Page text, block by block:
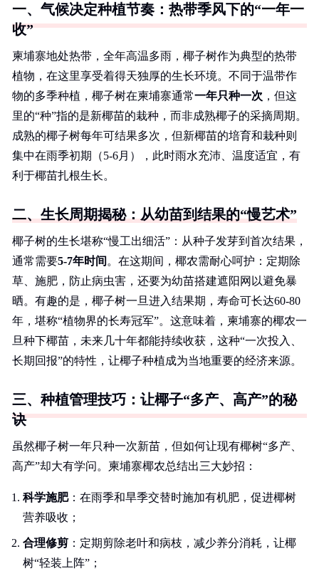
一、气候决定种植节奏：热带季风下的“一年一
收”
柬埔寨地处热带，全年高温多雨，椰子树作为典型的热带
植物，在这里享受着得天独厚的生长环境。不同于温带作
物的多季种植，椰子树在柬埔寨通常一年只种一次 ，但这
里的“种”指的是新椰苗的栽种，而非成熟椰子的采摘周期。
成熟的椰子树每年可结果多次，但新椰苗的培育和栽种则
集中在雨季初期（5-6月），此时雨水充沛、温度适宜，有
利于椰苗扎根生长。
二、生长周期揭秘：从幼苗到结果的“慢艺术”
椰子树的生长堪称“慢工出细活”：从种子发芽到首次结果，
通常需要5-7年时间 。在这期间，椰农需耐心呵护：定期除
草、施肥，防止病虫害，还要为幼苗搭建遮阳网以避免暴
晒。有趣的是，椰子树一旦进入结果期，寿命可长达60-80
年，堪称“植物界的长寿冠军”。这意味着，柬埔寨的椰农一
旦种下椰苗，未来几十年都能持续收获，这种“一次投入、
长期回报”的特性，让椰子种植成为当地重要的经济来源。
三、种植管理技巧：让椰子“多产、高产”的秘
诀
虽然椰子树一年只种一次新苗，但如何让现有椰树“多产、
高产”却大有学问。柬埔寨椰农总结出三大妙招：
科学施肥：在雨季和旱季交替时施加有机肥，促进椰树
营养吸收；
合理修剪 ：定期剪除老叶和病枝，减少养分消耗，让椰
树“轻装上阵”；